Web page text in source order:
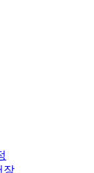
장